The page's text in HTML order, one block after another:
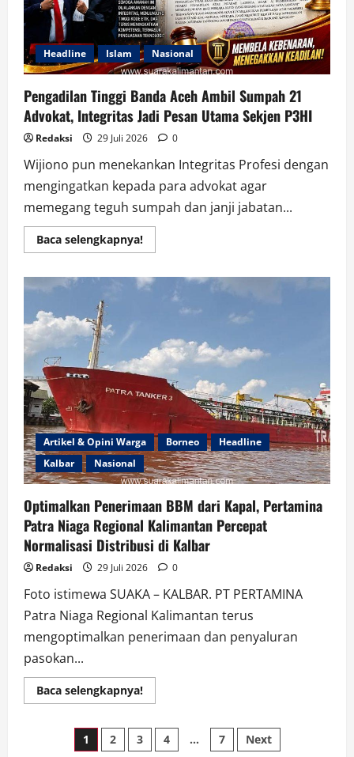
Headline Islam Nasional
Pengadilan Tinggi Banda Aceh Ambil Sumpah 21
Advokat, Integritas Jadi Pesan Utama Sekjen P3HI
Redaksi 29 Juli 2026 0
Wijiono pun menekankan Integritas Profesi dengan
mengingatkan kepada para advokat agar
memegang teguh sumpah dan janji jabatan...
Baca selengkapnya!Read
more
Tinggi
Banda
Advokat,
Integritas
Jadi
Pesan
Utama
Sekjen
P3HI
Artikel & Opini Warga Borneo
Headline
Kalbar
Nasional
Optimalkan Penerimaan BBM dari Kapal, Pertamina
Patra Niaga Regional Kalimantan Percepat
Normalisasi Distribusi di Kalbar
Redaksi 29 Juli 2026 0
Foto istimewa SUAKA – KALBAR. PT PERTAMINA
Patra Niaga Regional Kalimantan terus
mengoptimalkan penerimaan dan penyaluran
pasokan...
Baca selengkapnya!Read
more
Penerimaan
BBM
Paginasi
1 2 3 4 … 7 Next